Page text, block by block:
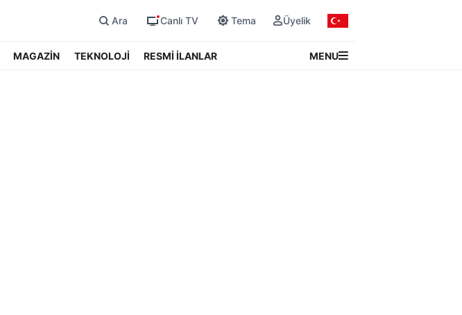
Ara Canlı TV Tema Üyelik
MAGAZİN TEKNOLOJİ RESMİ İLANLAR MENU